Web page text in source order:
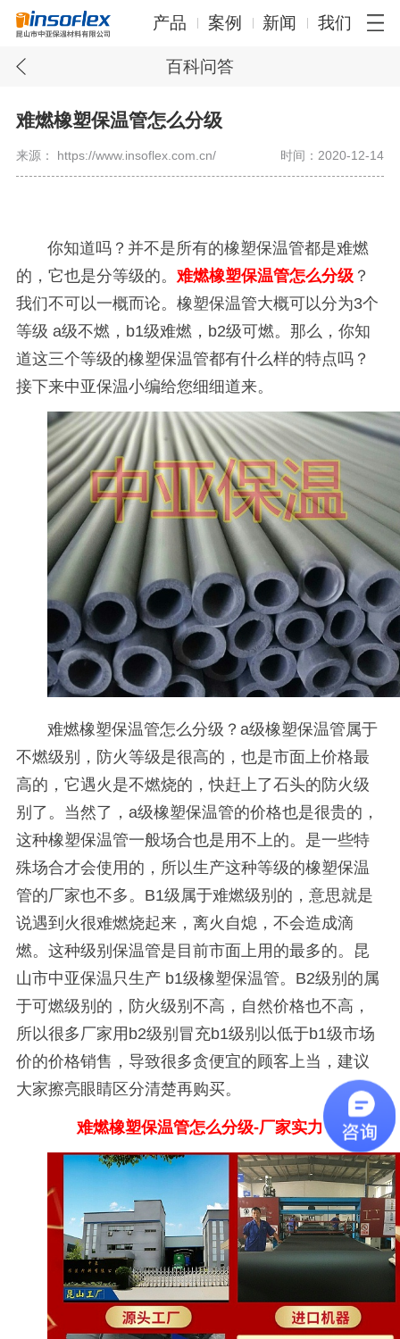
产品 案例 新闻 我们
百科问答
难燃橡塑保温管怎么分级
来源： https://www.insoflex.com.cn/ 时间：2020-12-14
你知道吗？并不是所有的橡塑保温管都是难燃
的，它也是分等级的。 难燃橡塑保温管怎么分级？
我们不可以一概而论。橡塑保温管大概可以分为3个
等级 a级不燃， b1级难燃， b2级可燃。那么，你知
道这三个等级的橡塑保温管都有什么样的特点吗？
接下来中亚保温小编给您细细道来。
难燃橡塑保温管怎么分级？a级橡塑保温管属于
不燃级别，防火等级是很高的，也是市面上价格最
高的，它遇火是不燃烧的，快赶上了石头的防火级
别了。当然了， a级橡塑保温管的价格也是很贵的，
这种橡塑保温管一般场合也是用不上的。是一些特
殊场合才会使用的，所以生产这种等级的橡塑保温
管的厂家也不多。 B1级属于难燃级别的，意思就是
说遇到火很难燃烧起来，离火自熄，不会造成滴
燃。这种级别保温管是目前市面上用的最多的。昆
山市中亚保温只生产 b1级橡塑保温管。 B2级别的属
于可燃级别的，防火级别不高，自然价格也不高，
所以很多厂家用 b2级别冒充b1级别以低于b1级市场
价的价格销售，导致很多贪便宜的顾客上当，建议
大家擦亮眼睛区分清楚再购买。
难燃橡塑保温管怎么分级-厂家实力